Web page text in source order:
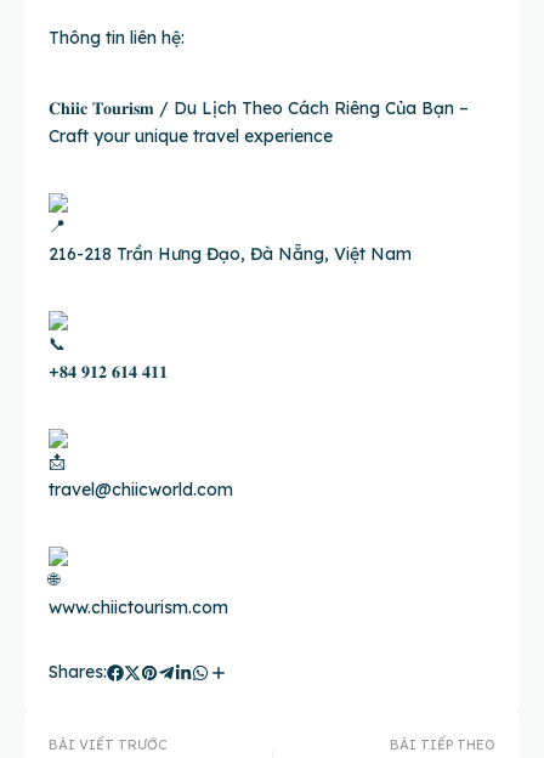
Thông tin liên hệ:
𝐂𝐡𝐢𝐢𝐜 𝐓𝐨𝐮𝐫𝐢𝐬𝐦 / Du Lịch Theo Cách Riêng Của Bạn –
Craft your unique travel experience
216-218 Trần Hưng Đạo, Đà Nẵng, Việt Nam
+𝟖𝟒 𝟗𝟏𝟐 𝟔𝟏𝟒 𝟒𝟏𝟏
travel@chiicworld.com
www.chiictourism.com
Shares:
BÀI VIẾT TRƯỚC BÀI TIẾP THEO